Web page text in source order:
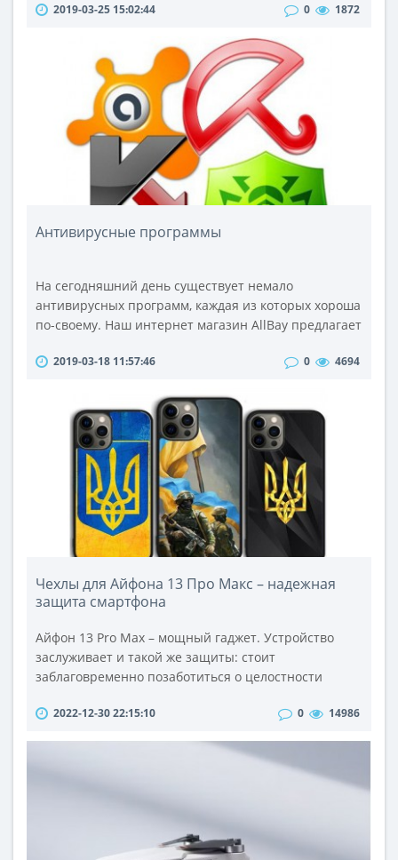
необходимо не только желание, но и инвентарь для
тенниса – это комплект для игры, в основном
индивидуальный. В стандартный комплект входит
ракетка и несколько мячей для игры. Дан..
2019-03-25 15:02:44 0 1872
Антивирусные программы
На сегодняшний день существует немало
антивирусных программ, каждая из которых хороша
по-своему. Наш интернет магазин AllBay предлагает
программ, обеспечивающих превентивную защиту
длительного времени он оставался одним из
лучших антивирусов. Среди достоинств можно
отметить понятный интерфейс, защиту почты,
наличие фаер..
2019-03-18 11:57:46 0 4694
Чехлы для Айфона 13 Про Макс – надежная
защита смартфона
Айфон 13 Pro Max – мощный гаджет. Устройство
заслуживает и такой же защиты: стоит
заблаговременно позаботиться о целостности
чехол. Тогда можно не опасаться того, что гаджет
Защитный аксессуар берет на себя силу
воздействия. Однако оптимально подобранный
2022-12-30 22:15:10 0 14986